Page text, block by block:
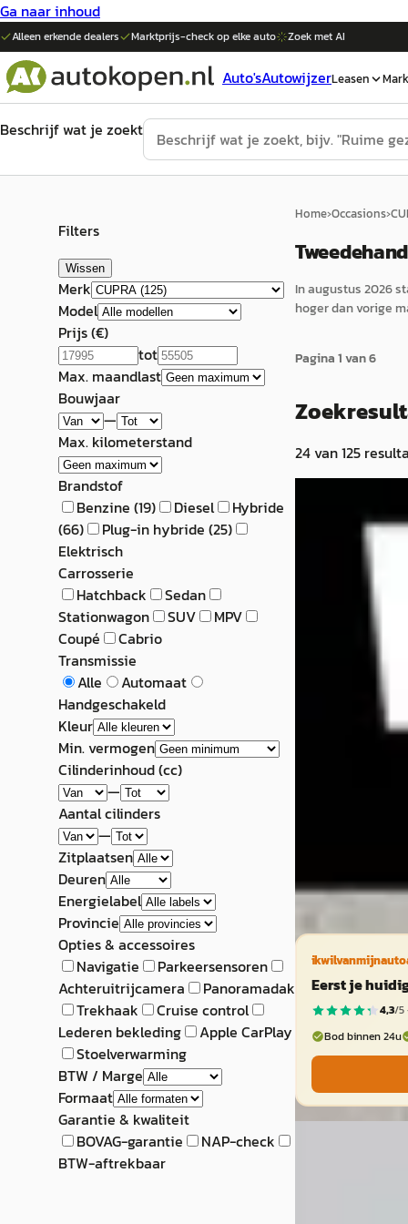
Ga naar inhoud
Alleen erkende dealers Marktprijs-check op elkeauto Zoek met AI
Auto'sAutowijzerLeasen
Beschrijf wat je zoekt
Filters
Wissen
Merk
Model
Prijs (€)
tot
Max. maandlast
Bouwjaar
—
Max. kilometerstand
Brandstof
Benzine (19) Diesel
Hybride
(66) Plug-in hybride (25)
Elektrisch
Carrosserie
Hatchback
Sedan
Stationwagon
SUV
MPV
Coupé
Cabrio
Transmissie
Alle
Automaat
Handgeschakeld
Kleur
Min. vermogen
Cilinderinhoud (cc)
—
Aantal cilinders
—
Zitplaatsen
Deuren
Energielabel
Provincie
Opties & accessoires
Navigatie
Parkeersensoren
Achteruitrijcamera
Panoramadak
Trekhaak
Cruise control
Lederen bekleding
Apple CarPlay
Stoelverwarming
BTW / Marge
Formaat
Garantie & kwaliteit
BOVAG-garantie
NAP-check
BTW-aftrekbaar
Home›Occasions›
Inaugustus 2026
hogerdan vorige
Pagina1van6
24van125
1.4 e-Hybrid
v.a. € 497/mnd
2022 · 44.494
Eerst je
4,3/5
Bod binnen 24u